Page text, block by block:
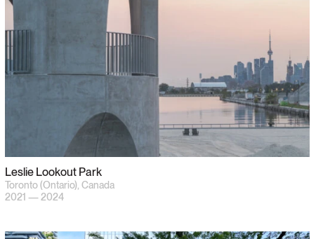
Leslie Lookout Park
Toronto (Ontario), Canada
2021 — 2024